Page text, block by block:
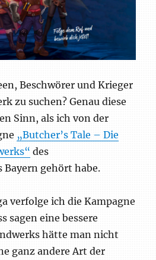
Beschwörer und Krieger
zu suchen? Genau diese
Sinn, als ich von der
„Butcher’s Tale – Die
des
gehört habe.
verfolge ich die Kampagne
sagen eine bessere
hätte man nicht
ganz andere Art der